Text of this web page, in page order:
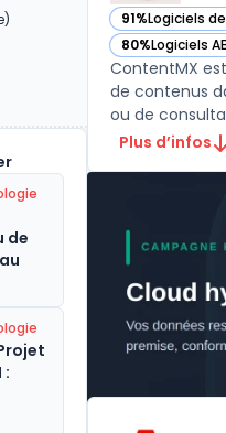
de
:
91%Logiciels
— voir
80%Logiciels
— voir
ContentMX
de contenus
ou de
Plus d’infos